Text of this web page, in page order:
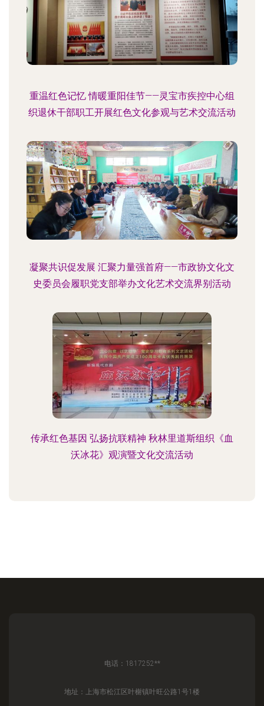
重温红色记忆 情暖重阳佳节——灵宝市疾控中心组
织退休干部职工开展红色文化参观与艺术交流活动
凝聚共识促发展 汇聚力量强首府——市政协文化文
史委员会履职党支部举办文化艺术交流界别活动
传承红色基因 弘扬抗联精神 秋林里道斯组织《血
沃冰花》观演暨文化交流活动
电话：1817252**
地址：上海市松江区叶榭镇叶旺公路1号1楼